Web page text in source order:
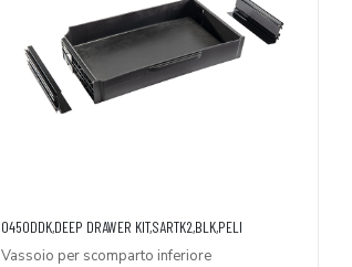
0450DDK,DEEP DRAWER KIT,SARTK2,BLK,PELI
Vassoio per scomparto inferiore